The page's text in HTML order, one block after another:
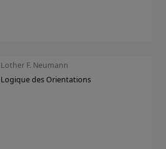
Lother F. Neumann
Logique des Orientations